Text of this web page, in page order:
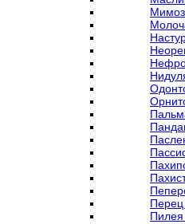
Пилея